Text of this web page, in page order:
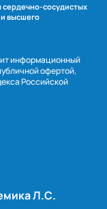
сосудистых
высшего
информационный
офертой,
Российской
Л.С.